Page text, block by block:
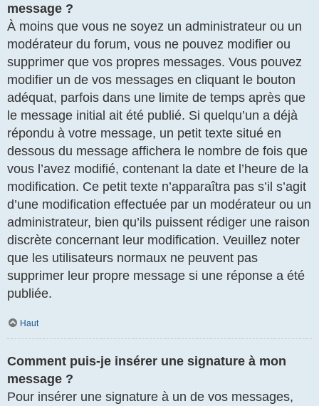
message ?
À moins que vous ne soyez un administrateur ou un
modérateur du forum, vous ne pouvez modifier ou
supprimer que vos propres messages. Vous pouvez
modifier un de vos messages en cliquant le bouton
adéquat, parfois dans une limite de temps après que
le message initial ait été publié. Si quelqu’un a déjà
répondu à votre message, un petit texte situé en
dessous du message affichera le nombre de fois que
vous l’avez modifié, contenant la date et l’heure de la
modification. Ce petit texte n’apparaîtra pas s’il s’agit
d’une modification effectuée par un modérateur ou un
administrateur, bien qu’ils puissent rédiger une raison
discrète concernant leur modification. Veuillez noter
que les utilisateurs normaux ne peuvent pas
supprimer leur propre message si une réponse a été
publiée.
Haut
Comment puis-je insérer une signature à mon
message ?
Pour insérer une signature à un de vos messages,